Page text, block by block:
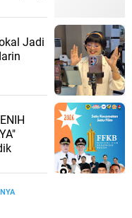
Jadi